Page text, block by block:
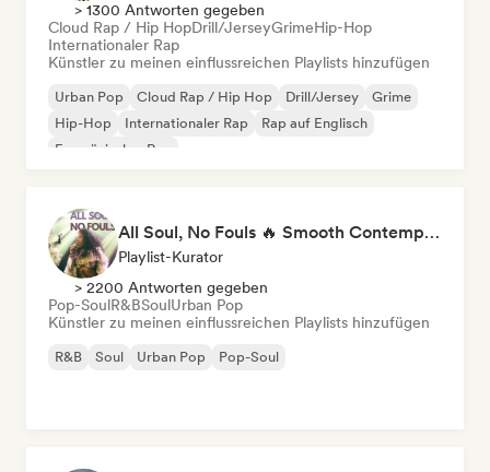
> 1300 Antworten gegeben
Cloud Rap / Hip HopDrill/JerseyGrimeHip-Hop
Internationaler Rap
Künstler zu meinen einflussreichen Playlists hinzufügen
Urban Pop Cloud Rap / Hip Hop Drill/Jersey
Grime
Hip-Hop
Internationaler Rap
Rap auf Englisch
Französischer Rap
All Soul, No Fouls 🔥 Smooth Contemporary R&B & Neo Soul
Playlist-Kurator
> 2200 Antworten gegeben
Pop-SoulR&BSoulUrban Pop
Künstler zu meinen einflussreichen Playlists hinzufügen
R&B Soul Urban Pop Pop-Soul